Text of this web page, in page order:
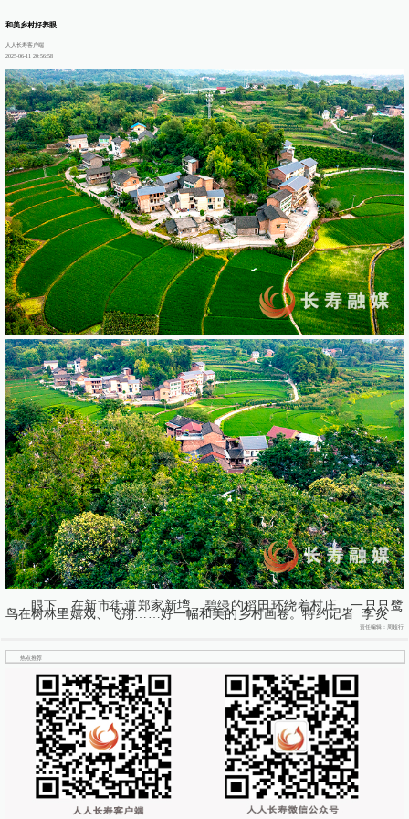
和美乡村好养眼
人人长寿客户端
2025-06-11 20:56:58
眼下，在新市街道郑家新塆，碧绿的稻田环绕着村庄，一只只鹭
鸟在树林里嬉戏、飞翔……好一幅和美的乡村画卷。特约记者 李炎
责任编辑：周超行
热点推荐